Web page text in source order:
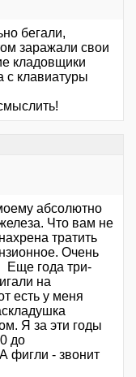
бегали,
заражали свои
кладовщики
с клавиатуры
абсолютно
Что вам не
тратить
Очень
Еще года три-
на
есть у меня
Я за эти годы
до
фигли - звонит